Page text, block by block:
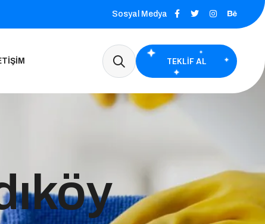
Sosyal Medya
TEKLIF AL